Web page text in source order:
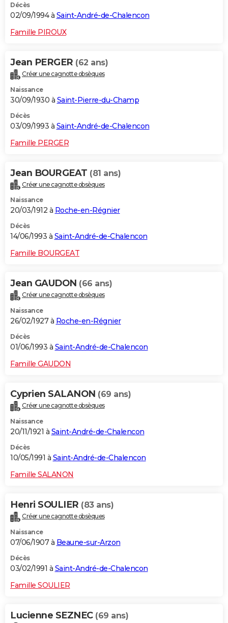
Décès
02/09/1994 à Saint-André-de-Chalencon
Famille PIROUX
Jean PERGER (62 ans)
Créer une cagnotte obsèques
Naissance
30/09/1930 à Saint-Pierre-du-Champ
Décès
03/09/1993 à Saint-André-de-Chalencon
Famille PERGER
Jean BOURGEAT (81 ans)
Créer une cagnotte obsèques
Naissance
20/03/1912 à Roche-en-Régnier
Décès
14/06/1993 à Saint-André-de-Chalencon
Famille BOURGEAT
Jean GAUDON (66 ans)
Créer une cagnotte obsèques
Naissance
26/02/1927 à Roche-en-Régnier
Décès
01/06/1993 à Saint-André-de-Chalencon
Famille GAUDON
Cyprien SALANON (69 ans)
Créer une cagnotte obsèques
Naissance
20/11/1921 à Saint-André-de-Chalencon
Décès
10/05/1991 à Saint-André-de-Chalencon
Famille SALANON
Henri SOULIER (83 ans)
Créer une cagnotte obsèques
Naissance
07/06/1907 à Beaune-sur-Arzon
Décès
03/02/1991 à Saint-André-de-Chalencon
Famille SOULIER
Lucienne SEZNEC (69 ans)